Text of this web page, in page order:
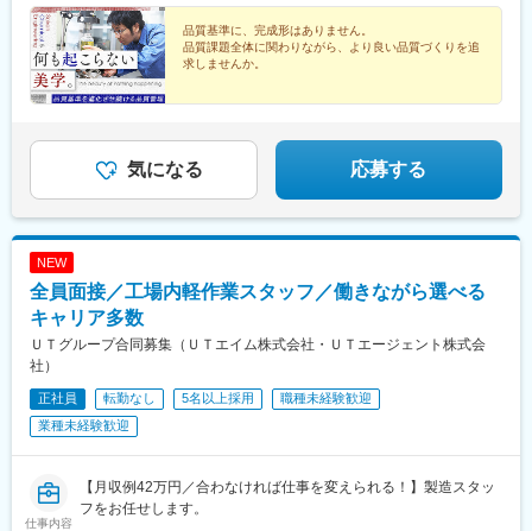
す
品質基準に、完成形はありません。
品質課題全体に関わりながら、より良い品質づくりを追
求しませんか。
気になる 応募する
NEW
全員面接／工場内軽作業スタッフ／働きながら選べる
キャリア多数
ＵＴグループ合同募集（ＵＴエイム株式会社・ＵＴエージェント株式会
社）
正社員 転勤なし 5名以上採用
職種未経験歓迎
業種未経験歓迎
仕事内容
【月収例42万円／合わなければ仕事を変えられる！】製造スタッ
フをお任せします。